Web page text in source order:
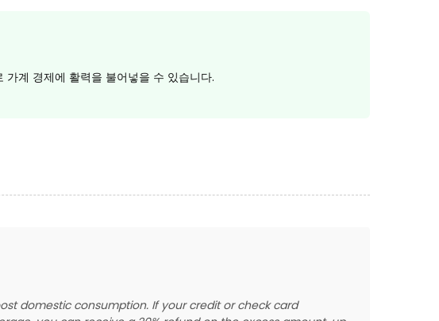
계 경제에 활력을 불어넣을 수 있습니다.
domestic consumption. If your credit or check card